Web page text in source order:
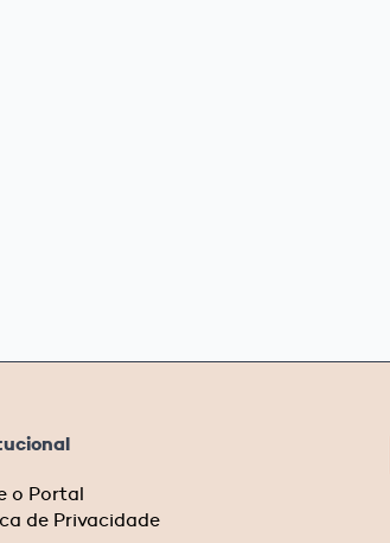
o Portal
de Privacidade